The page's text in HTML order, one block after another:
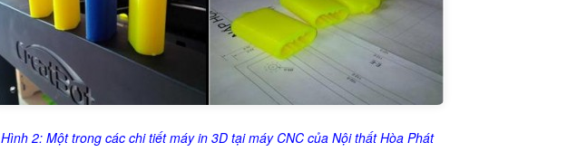
Hình 2: Một trong các chi tiết máy in 3D tại máy CNC của Nội thất Hòa Phát